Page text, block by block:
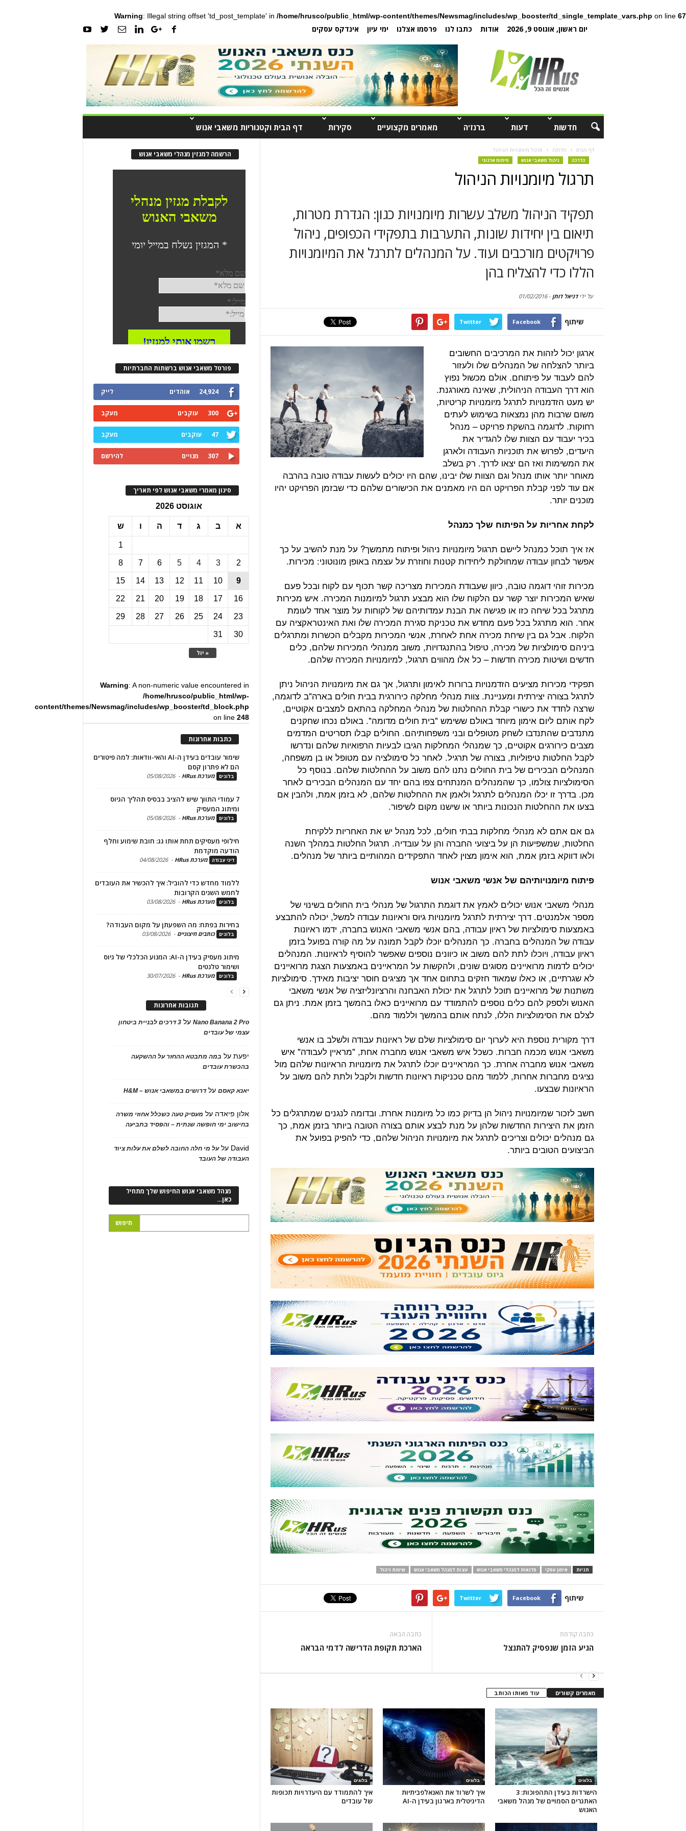
Warning: Illegal string offset 'td_post_template' in /home/hrusco/public_html/wp-content/themes/Newsmag/includes/wp_booster/td_single_template_vars.php on line 67
יום ראשון, אוגוסט 9, 2026 אודות כתבו לנו פרסמו אצלנו ימי עיון אינדקס עסקים
חדשות דעות ברנז'ה מאמרים מקצועיים סקירות דף הבית וקטגוריות משאבי אנוש
דף הבית הדרכה תרגול מיומנויות הניהול
הדרכה ניהול משאבי אנוש פיתוח ארגוני
תרגול מיומנויות הניהול
תפקיד הניהול משלב עשרות מיומנויות כגון: הגדרת מטרות,
תיאום בין יחידות שונות, התערבות בתפקידי הכפופים, ניהול
פרויקטים מורכבים ועוד. על המנהלים לתרגל את המיומנויות
הללו כדי להצליח בהן
על ידידניאל דותן -
01/02/2016
שיתוף Facebook
Twitter
ארגון יכול לזהות את המרכיבים החשובים
ביותר להצלחה של המנהלים שלו ולעזור
להם לעבוד על פיתוחם. אולם מכשול נפוץ
הוא דרך העבודה הניהולית, שאינה מאורגנת.
יש מעט הזדמנויות לתרגל מיומנויות קריטיות,
משום שרבות מהן נמצאות בשימוש לעתים
רחוקות. לדוגמה בהשקת פרויקט – מנהל
בכיר יעבוד עם הצוות שלו להגדיר את
היעדים, לפרוש את תוכניות העבודה ולארגן
את המשימות ואז הם יצאו לדרך. רק בשלב
מאוחר יותר אותו מנהל וגם הצוות שלו יבינו, שהם היו יכולים לעשות עבודה טובה בהרבה
אם עוד לפני קבלת הפרויקט הם היו מאמנים את הכישורים שלהם כדי שבזמן הפרויקט יהיו
מוכנים יותר.
לקחת אחריות על הפיתוח שלך כמנהל
אז איך תוכל כמנהל ליישם תרגול מיומנויות ניהול ופיתוח מתמשך? על מנת להשיב על כך
אפשר לבחון עבודה שמחולקת ליחידות קטנות וחוזרת על עצמה באופן מונוטוני: מכירות.
מכירות זוהי דוגמה טובה, כיוון שעבודת המכירות מצריכה קשר תכוף עם לקוח ובכל פעם
שאיש המכירות יוצר קשר עם הלקוח שלו הוא מבצע תרגול למיומנות המכירה. איש מכירות
מתרגל בכל שיחה כזו או פגישה את הבנת עמדותיהם של לקוחות על מוצר אחד לעומת
אחר. הוא מתרגל בכל פעם מחדש את טכניקת סגירת המכירה שלו ואת האינטראקציה עם
הלקוח. אבל גם בין שיחת מכירה אחת לאחרת, אנשי המכירות מקבלים הכשרות ומתרגלים
ביניהם סימולציות של מכירה, טיפול בהתנגדויות, משוב ממנהלי המכירות שלהם, כלים
חדשים ושיטות מכירה חדשות – כל אלו מהווים תרגול, למיומנויות המכירה שלהם.
תפקידי מכירות מציעים הזדמנויות ברורות לאימון ותרגול, אך גם את מיומנויות הניהול ניתן
לתרגל בצורה יצירתית ומעניינת. צוות מנהלי מחלקה כירורגית בבית חולים בארה"ב לדוגמה,
שרצה לחדד את כישורי קבלת ההחלטות של מנהלי המחלקה בהתאם למצבים אקוטיים,
לקח אותם ליום אימון מיוחד באולם ששימש "בית חולים מדומה". באולם נכחו שחקנים
מתנדבים שהתנדבו לשחק מטופלים ובני משפחותיהם. החולים קבלו תסריטים המדמים
מצבים כירורגים אקוטיים, כך שמנהלי המחלקות הגיבו לבעיות הרפואיות שלהם ונדרשו
לקבל החלטות טיפוליות, בצורה של תרגיל. לאחר כל סימולציה עם מטופל או בן משפחה,
המנהלים הבכירים של בית החולים נתנו להם משוב על ההחלטות שלהם. בנוסף כל
הסימולציות צולמו, כך שהמנהלים המנתחים צפו בהם יחד עם המנהלים הבכירים לאחר
מכן. בדרך זו יכלו המנהלים לתרגל ולאמן את ההחלטות שלהם, לא בזמן אמת, ולהבין אם
בצעו את ההחלטות הנכונות ביותר או שישנו מקום לשיפור.
גם אם אתם לא מנהלי מחלקות בבתי חולים, לכל מנהל יש את האחריות ללקיחת
החלטות, שמשפיעות הן על ביצועי החברה והן על עובדיה. תרגול החלטות במהלך השנה
ולאו דווקא בזמן אמת, הוא אימון מצוין לאחד התפקידים המהותיים ביותר של מנהלים.
פיתוח מיומנויותיהם של אנשי משאבי אנוש
מנהלי משאבי אנוש יכולים לאמץ את דוגמת התרגול של מנהלי בית החולים בשינוי של
מספר אלמנטים. דרך יצירתית לתרגל מיומנויות גיוס וראיונות עבודה למשל, יכולה להתבצע
באמצעות סימולציות של ראיון עבודה, בהם אנשי משאבי האנוש בחברה, ידמו ראיונות
עבודה של המנהלים בחברה. כך המנהלים יוכלו לקבל תמונה על מה קורה בפועל בזמן
ראיון עבודה, ויוכלו לתת להם משוב או כיוונים נוספים שאפשר להוסיף לראיונות. המנהלים
יכולים לדמות מרואיינים מסוגים שונים, ולהקשות על המראיינים באמצעות הצגת מרואיינים
לא שגרתיים, או כאלו שמאוד חזקים בתחום אחד אך מציגים חוסר יציבות מאידך. סימולציות
משתנות של מרואיינים תוכל לתרגל את יכולת האבחנה והרציונליזציה של אנשי משאבי
האנוש ולספק להם כלים נוספים להתמודד עם מרואיינים כאלו בהמשך בזמן אמת. ניתן גם
לצלם את הסימולציות הללו, לנתח אותם בהמשך וללמוד מהם.
דרך מקורית נוספת היא לערוך יום סימולציות שלם של ראיונות עבודה ולשלב בו אנשי
משאבי אנוש מכמה חברות. כשכל איש משאבי אנוש מחברה אחת, "מראיין לעבודה" איש
משאבי אנוש מחברה אחרת. כך המראיינים יוכלו לתרגל את מיומנויות הראיונות שלהם מול
נציגים מחברות אחרות, ללמוד מהם טכניקות ראיונות חדשות ולקבל ולתת להם משוב על
הראיונות שבצעו.
חשב לזכור שמיומנויות ניהול הן בדיוק כמו כל מיומנות אחרת. ובדומה לנגנים שמתרגלים כל
הזמן את היצירות החדשות שלהן על מנת לבצע אותם בצורה הטובה ביותר בזמן אמת, כך
גם מנהלים יכולים וצריכים לתרגל את מיומנויות הניהול שלהם, כדי להפיק בפועל את
הביצועים הטובים ביותר.
תגיות אימון עסקי סדנאות למנהלי משאבי אנוש עצות למנהל משאבי אנוש שיטות ניהול
שיתוף Facebook
Twitter
כתבה קודמת
הגיע הזמן שנפסיק להתנצל
כתבה הבאה
הארכת תקופת הדרישה לדמי הבראה
מאמרים קשורים עוד מאותו הכותב
בלוגים
איך להתמודד עם היעדרויות תכופות
של עובדים
בלוגים
איך לשרוד את האנאלפביתיוּת
הדיגיטלית בארגון בעידן ה-AI
בלוגים
הישרדות בעידן התהפוכות: 3
האתגרים הסמויים של מנהל משאבי
האנוש
הרשמה למגזין מנהלי משאבי אנוש
פורטל משאבי אנוש ברשתות החברתיות
24,924 אוהדים לייק
300 עוקבים מעקב
47 עוקבים מעקב
307 מנויים להירשם
סינון מאמרי משאבי אנוש לפי תאריך
אוגוסט 2026
א ב ג ד ה ו ש
« יול
1
2
3
4
5
6
7
8
9
10
11
12
13
14
15
16
17
18
19
20
21
22
23
24
25
26
27
28
29
30
31
Warning: A non-numeric value encountered in
/home/hrusco/public_html/wp-
content/themes/Newsmag/includes/wp_booster/td_block.php
on line248
כתבות אחרונות
שימור עובדים בעידן ה-AI והאי-וודאות: למה פיטורים
הם לא פתרון קסם
בלוגים מערכת HRus -
05/08/2026
7 עמודי התווך שיש להציב בבסיס תהליך הגיוס
ומיתוג המעסיק
בלוגים מערכת HRus -
05/08/2026
חילופי מעסיקים תחת אותו גג: חובת שימוע וחלף
הודעה מוקדמת
דיני עבודה מערכת HRus -
04/08/2026
ללמוד מחדש כדי להוביל: איך להכשיר את העובדים
לחמש השנים הקרובות
בלוגים מערכת HRus -
03/08/2026
בחירות בפתח: מה השפעתן על מקום העבודה?
בלוגים כותבים חיצוניים -
03/08/2026
מיתוג מעסיק בעידן ה-AI: המנוע הכלכלי של גיוס
ושימור טלנטים
בלוגים מערכת HRus -
30/07/2026
תגובות אחרונות
Nano Banana 2 Proעל 3 דרכים לבניית ביטחון
עצמי של עובדים
יפעתעל במה מתבטא ההחזר על ההשקעה
בהכשרת עובדים
יאנא קאסםעלדרושים במשאבי אנוש – H&M
אלון פיאדה על מעסיק טעה כשכלל אחוזי משרה
בחישוב ימי חופשה שנתית – והפסיד בתביעה
David עלעל מי חלה החובה לשלם את עלות ציוד
העבודה של העובד
מנהל משאבי אנוש החיפוש שלך מתחיל
כאן…